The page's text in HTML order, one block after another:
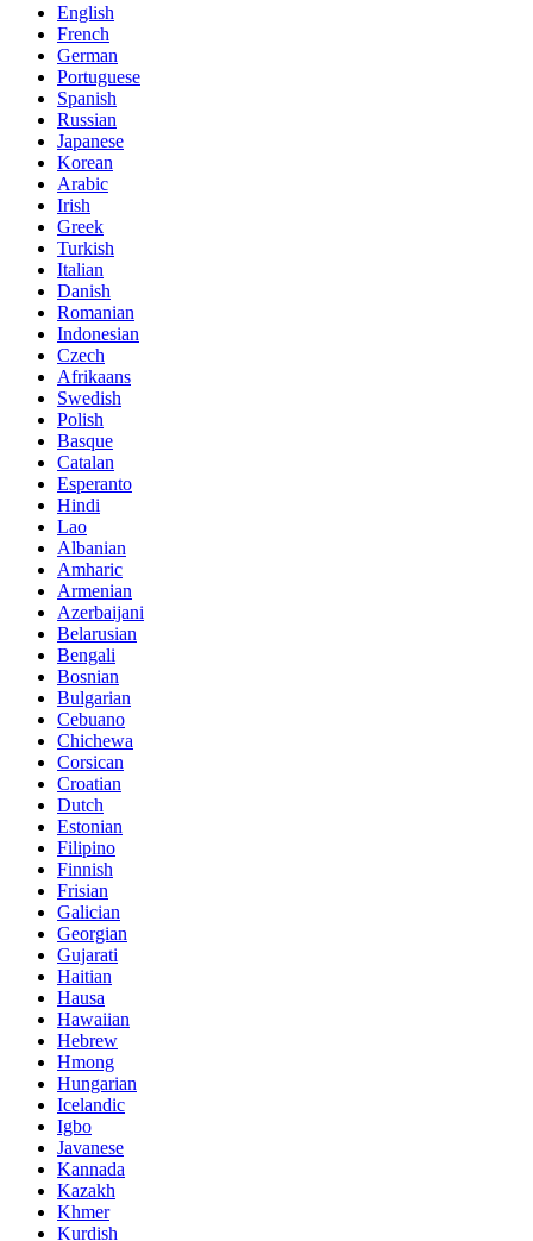
English
French
German
Portuguese
Spanish
Russian
Japanese
Korean
Arabic
Irish
Greek
Turkish
Italian
Danish
Romanian
Indonesian
Czech
Afrikaans
Swedish
Polish
Basque
Catalan
Esperanto
Hindi
Lao
Albanian
Amharic
Armenian
Azerbaijani
Belarusian
Bengali
Bosnian
Bulgarian
Cebuano
Chichewa
Corsican
Croatian
Dutch
Estonian
Filipino
Finnish
Frisian
Galician
Georgian
Gujarati
Haitian
Hausa
Hawaiian
Hebrew
Hmong
Hungarian
Icelandic
Igbo
Javanese
Kannada
Kazakh
Khmer
Kurdish